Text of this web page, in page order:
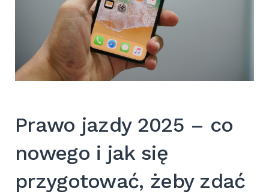
Prawo jazdy 2025 – co
nowego i jak się
przygotować, żeby zdać